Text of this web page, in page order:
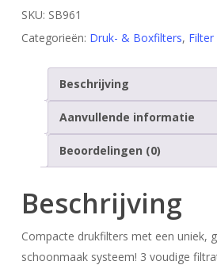
SKU: SB961
Categorieën: Druk- & Boxfilters,
Beschrijving
Aanvullende informatie
Beoordelingen (0)
Beschrijving
Compacte drukfilters met een uniek,
schoonmaak systeem! 3 voudige